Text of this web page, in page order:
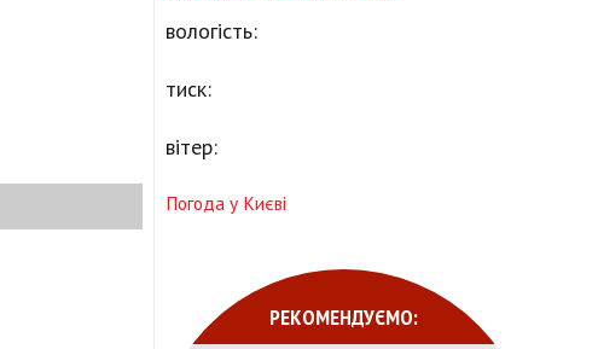
вологість:
тиск:
вітер:
Погода у Києві
РЕКОМЕНДУЄМО: